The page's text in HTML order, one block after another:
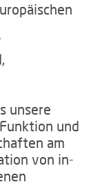
unsere
und
am
von in-